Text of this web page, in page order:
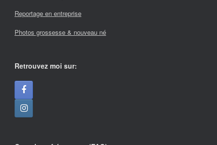
Reportage en entreprise
Photos grossesse & nouveau né
Retrouvez moi sur: